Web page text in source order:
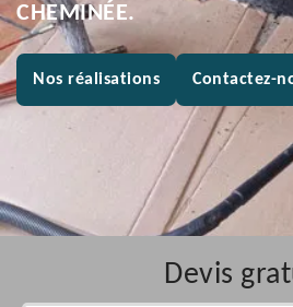
CHEMINÉE.
Nos réalisations Contactez-
Devis